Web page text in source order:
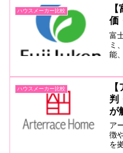
メ
ま
ハウスメーカー比較
価
富
ミ
能
級
す。
ハウスメーカー比較
判
が
ア
徴
を